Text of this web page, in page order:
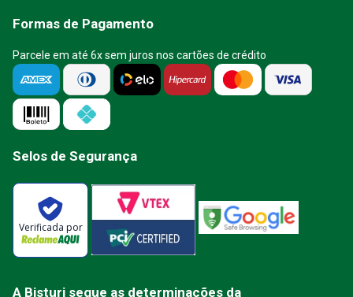
Formas de Pagamento
Parcele em até 6x sem juros nos cartões de crédito
Selos de Segurança
Verificada por
A Bisturi segue as determinações da